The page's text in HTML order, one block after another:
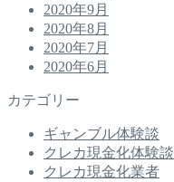
2020年9月
2020年8月
2020年7月
2020年6月
カテゴリー
ギャンブル体験談
クレカ現金化体験談
クレカ現金化業者